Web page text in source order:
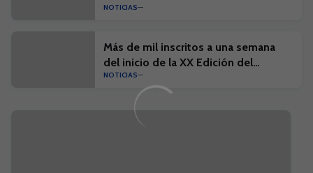
historia'
NOTICIAS
Más de mil inscritos a una semana
del inicio de la XX Edición del
Campus Suma y el I Campus Suma
NOTICIAS